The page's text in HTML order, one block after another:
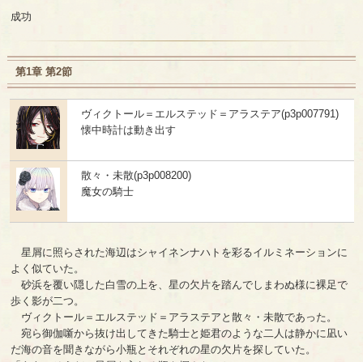
成功
第1章 第2節
ヴィクトール＝エルステッド＝アラステア(p3p007791)
懐中時計は動き出す
散々・未散(p3p008200)
魔女の騎士
星屑に照らされた海辺はシャイネンナハトを彩るイルミネーションに
よく似ていた。
砂浜を覆い隠した白雪の上を、星の欠片を踏んでしまわぬ様に裸足で
歩く影が二つ。
ヴィクトール＝エルステッド＝アラステアと散々・未散であった。
宛ら御伽噺から抜け出してきた騎士と姫君のような二人は静かに凪い
だ海の音を聞きながら小瓶とそれぞれの星の欠片を探していた。